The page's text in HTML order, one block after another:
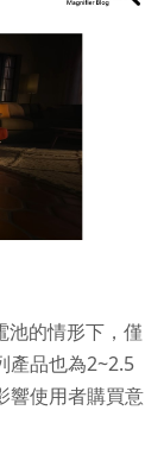
的情形下，僅
產品也為2~2.5
響使用者購買意